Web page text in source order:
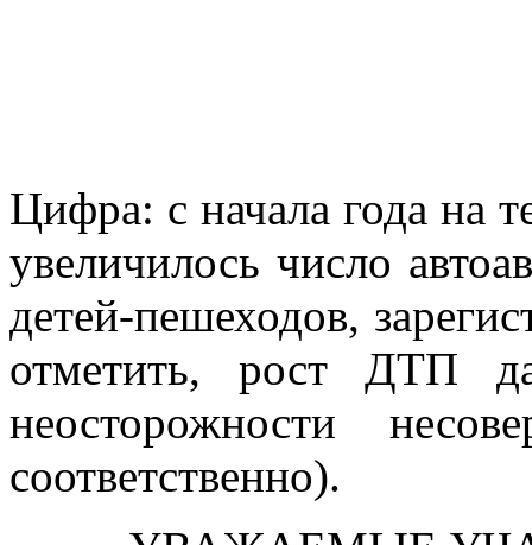
Цифра: с начала года на
увеличилось число
детей-пешеходов,
отметить, рост ДТП
неосторожности
соответственно).